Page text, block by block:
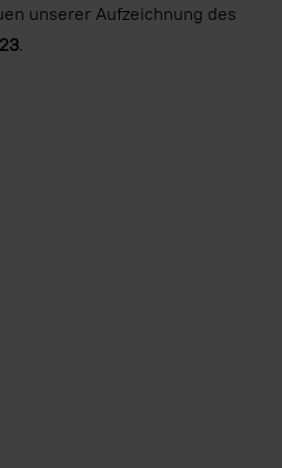
unserer Aufzeichnung des
.